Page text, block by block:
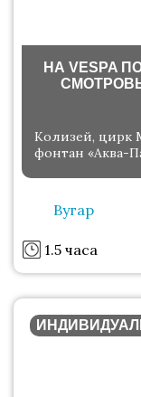
НА VESPA
Колизей, цирк
фонтан «Аква-
Вугар
1.5 часа